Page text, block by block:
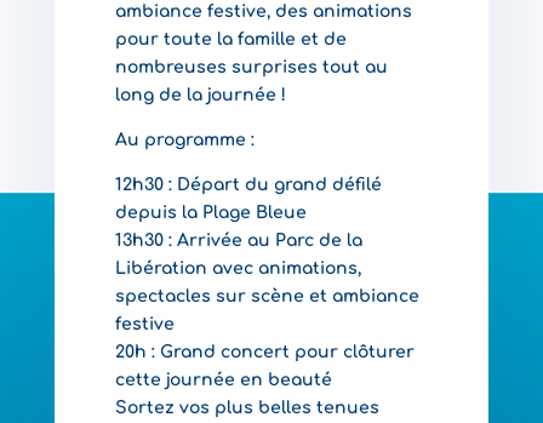
ambiance festive, des animations
pour toute la famille et de
nombreuses surprises tout au
long de la journée !
Au programme :
12h30 : Départ du grand défilé
depuis la Plage Bleue
13h30 : Arrivée au Parc de la
Libération avec animations,
spectacles sur scène et ambiance
festive
20h : Grand concert pour clôturer
cette journée en beauté
Sortez vos plus belles tenues